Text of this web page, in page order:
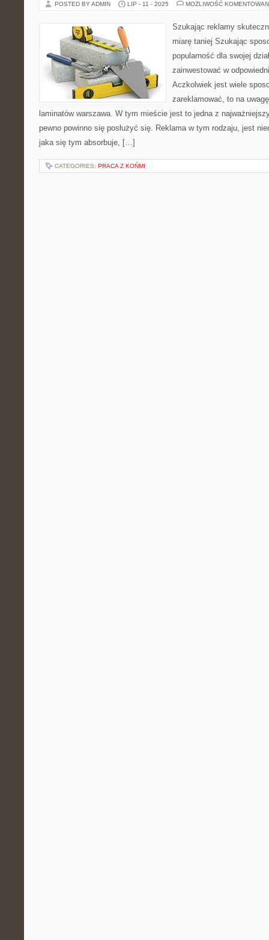
POSTED BY ADMIN LIP - 11 - 2025 MOŻLIWOŚĆ
Szukając reklamy
miarę taniej Szukając
popularność dla swojej
zainwestować w
Aczkolwiek jest wiele
zareklamować, to na
laminatów warszawa. W tym mieście jest to jedna z
pewno powinno się posłużyć się. Reklama w tym rodzaju, jest
jaka się tym absorbuje, […]
CATEGORIES: PRACA Z KOŃMI